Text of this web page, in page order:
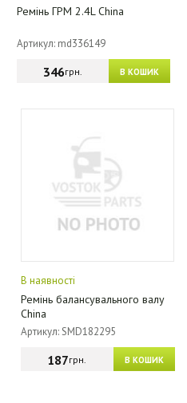
Ремінь ГРМ 2.4L China
Артикул: md336149
В КОШИК
346грн.
В наявності
Ремінь балансувального валу
China
Артикул: SMD182295
В КОШИК
187грн.